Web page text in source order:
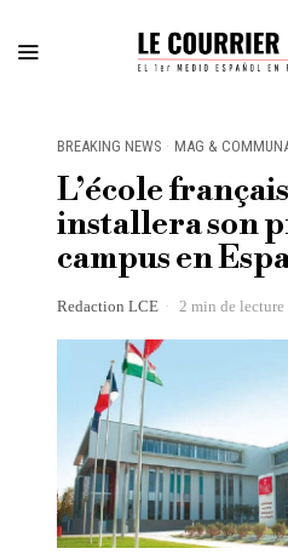
BREAKING NEWS · MAG &
L’école
installera son
campus en
Redaction LCE 2 min de lecture